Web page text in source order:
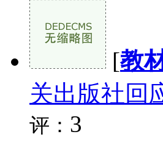
[教
关出版社回
评： 3